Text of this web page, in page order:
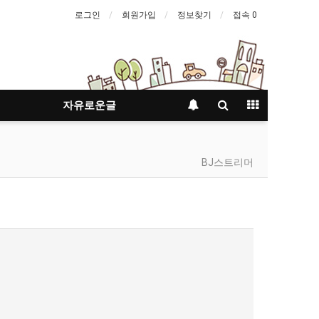
로그인 회원가입 정보찾기 접속 0
자유로운글
BJ스트리머